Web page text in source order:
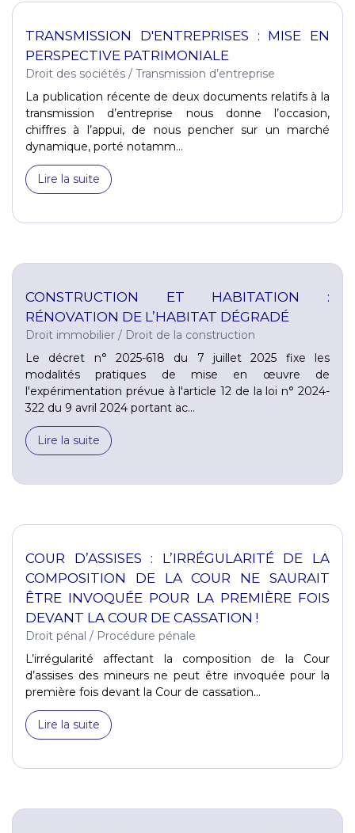
TRANSMISSION D'ENTREPRISES : MISE EN
PERSPECTIVE PATRIMONIALE
Droit des sociétés / Transmission d’entreprise
La publication récente de deux documents relatifs à la
transmission d’entreprise nous donne l’occasion,
chiffres à l’appui, de nous pencher sur un marché
dynamique, porté notamm...
Lire la suite
CONSTRUCTION ET HABITATION :
RÉNOVATION DE L’HABITAT DÉGRADÉ
Droit immobilier / Droit de la construction
Le décret n° 2025-618 du 7 juillet 2025 fixe les
modalités pratiques de mise en œuvre de
l'expérimentation prévue à l'article 12 de la loi n° 2024-
322 du 9 avril 2024 portant ac...
Lire la suite
COUR D’ASSISES : L’IRRÉGULARITÉ DE LA
COMPOSITION DE LA COUR NE SAURAIT
ÊTRE INVOQUÉE POUR LA PREMIÈRE FOIS
DEVANT LA COUR DE CASSATION !
Droit pénal / Procédure pénale
L’irrégularité affectant la composition de la Cour
d’assises des mineurs ne peut être invoquée pour la
première fois devant la Cour de cassation...
Lire la suite